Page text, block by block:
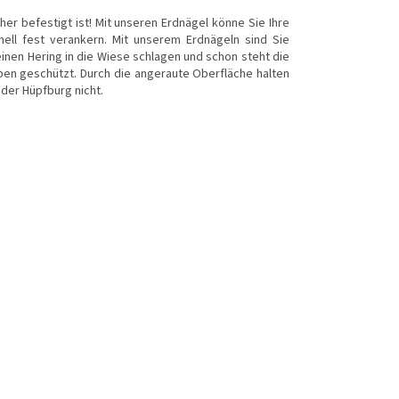
befestigt ist! Mit unseren Erdnägel könne Sie Ihre
fest verankern. Mit unserem Erdnägeln sind Sie
Hering in die Wiese schlagen und schon steht die
geschützt. Durch die angeraute Oberfläche halten
Hüpfburg nicht.